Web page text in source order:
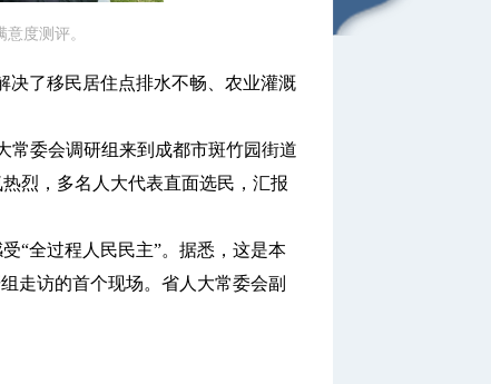
度测评。
了移民居住点排水不畅、农业灌溉
委会调研组来到成都市斑竹园街道
烈，多名人大代表直面选民，汇报
全过程人民民主”。据悉，这是本
走访的首个现场。省人大常委会副